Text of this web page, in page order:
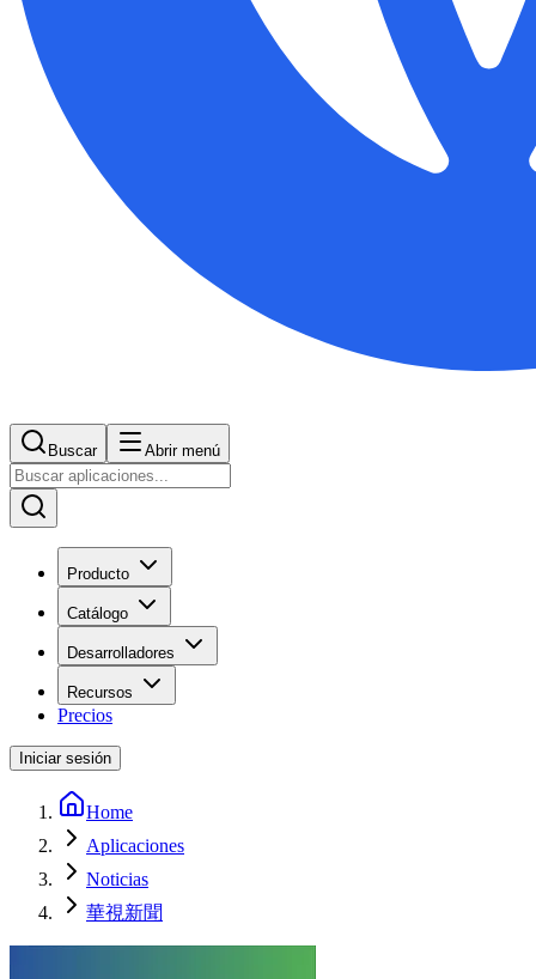
Buscar Abrir menú
Producto
Catálogo
Desarrolladores
Recursos
Precios
Iniciar sesión
Home
Aplicaciones
Noticias
華視新聞